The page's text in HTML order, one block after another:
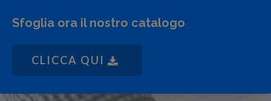
Sfoglia ora il nostro catalogo
CLICCA QUI